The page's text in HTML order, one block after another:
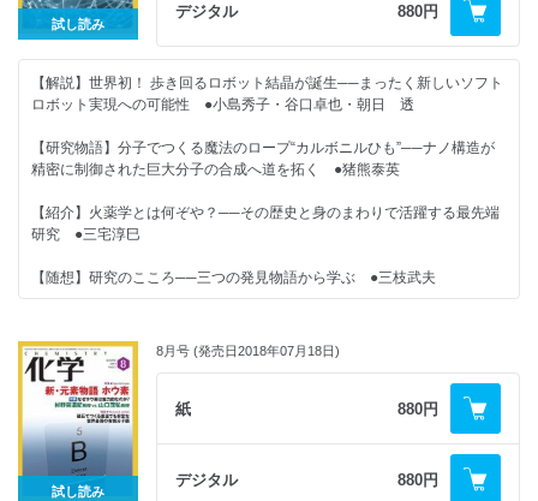
＜注目の論文＞
Aの分光イメージング機構の理解／らせんの巻き方を制御する／非天然型
アミノ酸の直截的な合成！／新しいカチオン性リン化合物の出現
ストリゴラビリンス／ナノ空間特異性の活用による高機能化／光増感剤に
SN1反応による不斉第四級炭素の構築／りん光発光性ヘテロール類“ビス
モール”／可視光を利用する光触媒を用いた精密合成／分子の歪みが生成
＜最新のトピックス＞
太陽光をカーボンナノチューブで捕集する／膜間コンタクトサイトで働く
脂質輸送タンパク質／リチウムイオン二次電池用バインダー材料／2価の
◆カガクへの視点 特許制度の本質を知ろう ●中務茂樹
（16）ヘアカラーやブリーチのしくみってどうなっているの？ ●野々村
美宗
◆誰も教えてくれない！有機化学の基本のキ
（14）共鳴，ちゃんと描けてる？──共鳴の五つのルールの巻 ●矢野将
◆化学つれづれ草 （18）サイエンスと野暮 ●田中一義
◆化学者のための哲学──哲学は化学を挑発する
◆化学ナンバープレイス
◆化学の本だな 書評・新刊紹介
◆新聞に載った注目記事（8月）
◆編集室から
試し読み
デジタル 880円
【解説】世界初！ 歩き回るロボット結晶が誕生──まったく新しいソフト
ロボット実現への可能性 ●小島秀子・谷口卓也・朝日 透
【研究物語】分子でつくる魔法のロープ“カルボニルひも”──ナノ構造が
精密に制御された巨大分子の合成へ道を拓く ●猪熊泰英
【紹介】火薬学とは何ぞや？──その歴史と身のまわりで活躍する最先端
研究 ●三宅淳巳
【随想】研究のこころ──三つの発見物語から学ぶ ●三枝武夫
月明かりのようにほのかに輝く新素材 「RAISER MOON」の開発──京葉
ケミカル株式会社 ●根本達広
★好評連載★
◆カガクへの視点 炭素資源をどう使う？ ●中岩 勝
試し読み
8月号 (発売日2018年07月18日)
紙 880円
デジタル 880円